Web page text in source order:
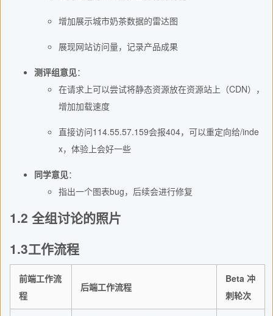
增加展示城市奶茶数据的雷达图
展现网站访问量，记录产品成果
测评组意见：
在请求上可以尝试将静态资源放在资源站上（CDN），
增加加载速度
直接访问114.55.57.159会报404，可以重定向给/inde
x，体验上会好一些
同学意见：
指出一个图表bug，后续会进行修复
1.2 全组讨论的照片
1.3工作流程
前端工作流
程
后端工作流程
Beta 冲
刺轮次